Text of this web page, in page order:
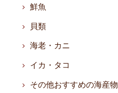
鮮魚
貝類
海老・カニ
イカ・タコ
その他おすすめの海産物